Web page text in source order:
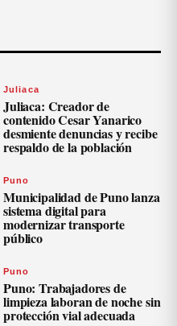
Juliaca
Juliaca: Creador de
contenido Cesar Yanarico
desmiente denuncias y recibe
respaldo de la población
Puno
Municipalidad de Puno lanza
sistema digital para
modernizar transporte
público
Puno
Puno: Trabajadores de
limpieza laboran de noche sin
protección vial adecuada